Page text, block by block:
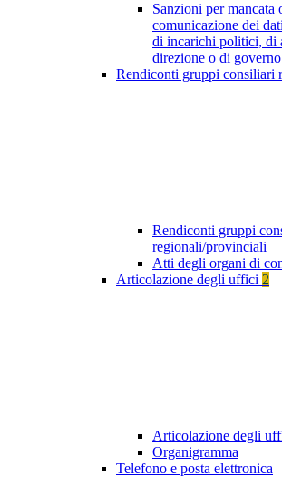
Sanzioni per mancata
comunicazione dei
di incarichi politici, di
direzione o di governo
Rendiconti gruppi consiliari
Rendiconti gruppi
regionali/provinciali
Atti degli organi di
Articolazione degli uffici 2
Articolazione degli
Organigramma
Telefono e posta elettronica